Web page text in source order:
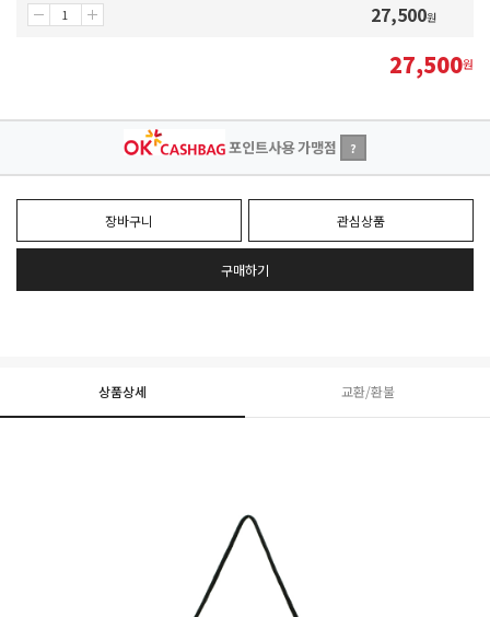
27,500원
27,500원
포인트사용 가맹점 ?
장바구니 관심상품
구매하기
상품상세 교환/환불